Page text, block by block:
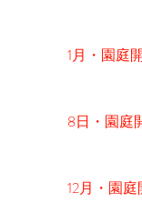
1月・園庭
8日・園庭
12月・園